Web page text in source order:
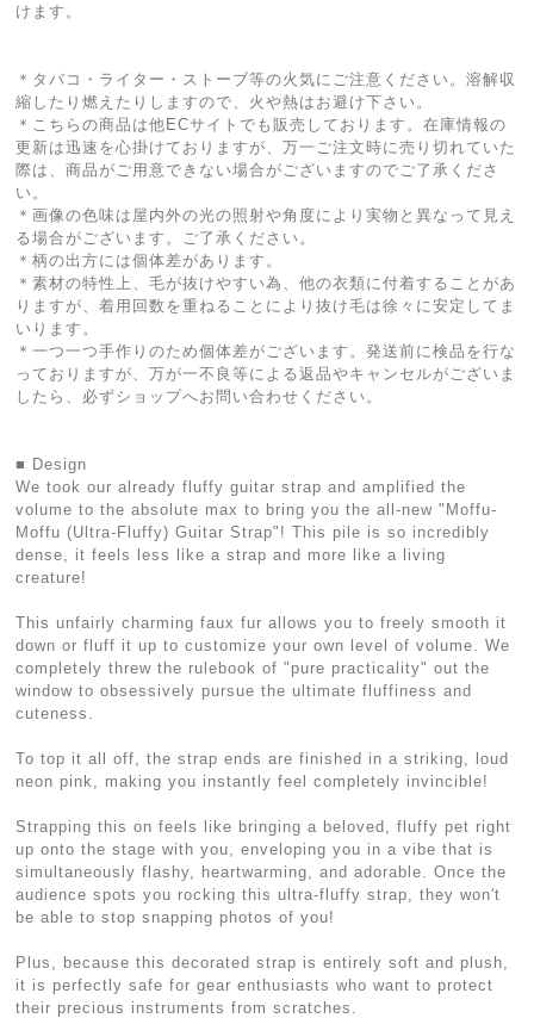
けます。
＊タバコ・ライター・ストーブ等の火気にご注意ください。溶解収
縮したり燃えたりしますので、火や熱はお避け下さい。
＊こちらの商品は他ECサイトでも販売しております。在庫情報の
更新は迅速を心掛けておりますが、万一ご注文時に売り切れていた
際は、商品がご用意できない場合がございますのでご了承くださ
い。
＊画像の色味は屋内外の光の照射や角度により実物と異なって見え
る場合がございます。ご了承ください。
＊柄の出方には個体差があります。
＊素材の特性上、毛が抜けやすい為、他の衣類に付着することがあ
りますが、着用回数を重ねることにより抜け毛は徐々に安定してま
いります。
＊一つ一つ手作りのため個体差がございます。発送前に検品を行な
っておりますが、万が一不良等による返品やキャンセルがございま
したら、必ずショップへお問い合わせください。
■ Design
We took our already fluffy guitar strap and amplified the
volume to the absolute max to bring you the all-new "Moffu-
Moffu (Ultra-Fluffy) Guitar Strap"! This pile is so incredibly
dense, it feels less like a strap and more like a living
creature!
This unfairly charming faux fur allows you to freely smooth it
down or fluff it up to customize your own level of volume. We
completely threw the rulebook of "pure practicality" out the
window to obsessively pursue the ultimate fluffiness and
cuteness.
To top it all off, the strap ends are finished in a striking, loud
neon pink, making you instantly feel completely invincible!
Strapping this on feels like bringing a beloved, fluffy pet right
up onto the stage with you, enveloping you in a vibe that is
simultaneously flashy, heartwarming, and adorable. Once the
audience spots you rocking this ultra-fluffy strap, they won't
be able to stop snapping photos of you!
Plus, because this decorated strap is entirely soft and plush,
it is perfectly safe for gear enthusiasts who want to protect
their precious instruments from scratches.